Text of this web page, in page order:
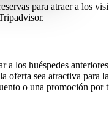
para atraer a los
los huéspedes
oferta sea atractiva para
o una promoción por